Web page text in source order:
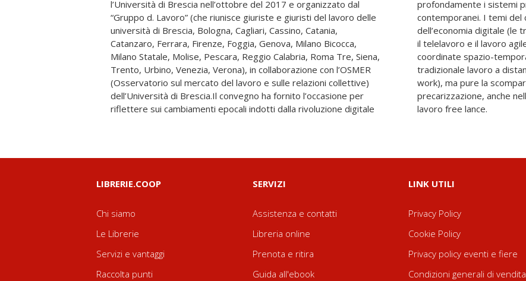
l’Università di Brescia nell’ottobre del 2017 e organizzato dal
“Gruppo d. Lavoro” (che riunisce giuriste e giuristi del lavoro delle
università di Brescia, Bologna, Cagliari, Cassino, Catania,
Catanzaro, Ferrara, Firenze, Foggia, Genova, Milano Bicocca,
Milano Statale, Molise, Pescara, Reggio Calabria, Roma Tre, Siena,
Trento, Urbino, Venezia, Verona), in collaborazione con l’OSMER
(Osservatorio sul mercato del lavoro e sulle relazioni collettive)
dell’Università di Brescia.Il convegno ha fornito l’occasione per
riflettere sui cambiamenti epocali indotti dalla rivoluzione digitale
profondamente i sistemi produttivi e anche gli stili di vita
contemporanei. I temi del convegno riguardano il lavoro
dell’economia digitale (le trasformazioni prodotte dall’industria 4.0;
il telelavoro e il lavoro agile, che modificano le tradizionali
coordinate spazio-temporali della prestazione ben oltre il
tradizionale lavoro a distanza; la sharing economy e il platform
work), ma pure la scomparsa del lavoro o la sua diffusa
precarizzazione, anche nella forma dell’auto-impresa e/o del
lavoro free lance.
LIBRERIE.COOP
Chi siamo
Le Librerie
Servizi e vantaggi
Raccolta punti
SERVIZI
Assistenza e contatti
Libreria online
Prenota e ritira
Guida all'ebook
LINK UTILI
Privacy Policy
Cookie Policy
Privacy policy eventi e fiere
Condizioni generali di vendita